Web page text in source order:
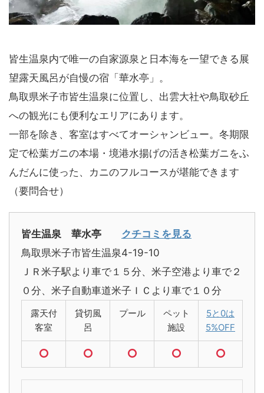
皆生温泉内で唯一の自家源泉と日本海を一望できる展
望露天風呂が自慢の宿「華水亭」。
鳥取県米子市皆生温泉に位置し、出雲大社や鳥取砂丘
への観光にも便利なエリアにあります。
一部を除き、客室はすべてオーシャンビュー。冬期限
定で松葉ガニの本場・境港水揚げの活き松葉ガニをふ
んだんに使った、カニのフルコースが堪能できます
（要問合せ）
皆生温泉 華水亭 クチコミを見る
鳥取県米子市皆生温泉4-19-10
ＪＲ米子駅より車で１５分、米子空港より車で２
０分、米子自動車道米子ＩＣより車で１０分
露天付
客室
貸切風
呂
プール
ペット
施設
5と0は
5%OFF